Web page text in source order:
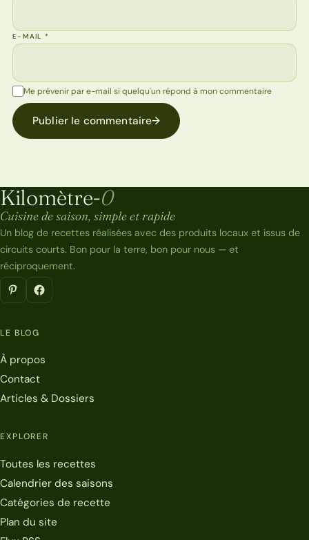
E-MAIL*
Me prévenir par e-mail si quelqu'un répond à mon commentaire
Publier le commentaire→
Kilomètre-0
Kilomètre-0
Cuisine de saison, simple et rapide
Un blog de recettes réalisées avec des produits locaux et issus de
circuits courts. Bon pour la terre, bon pour nous — et
réciproquement.
LE BLOG
À propos
Contact
Articles & Dossiers
EXPLORER
Toutes les recettes
Calendrier des saisons
Catégories de recette
Plan du site